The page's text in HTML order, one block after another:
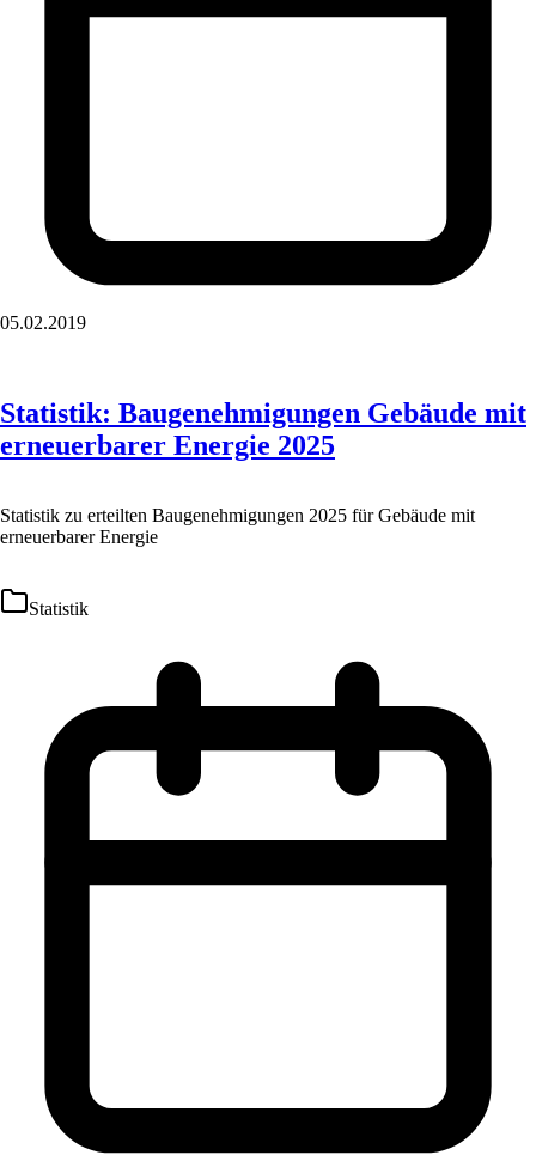
05.02.2019
Statistik: Baugenehmigungen Gebäude mit
erneuerbarer Energie 2025
Statistik zu erteilten Baugenehmigungen 2025 für Gebäude mit
erneuerbarer Energie
Statistik